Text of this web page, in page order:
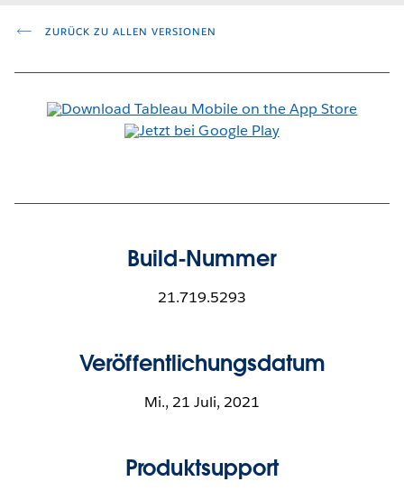
ZURÜCK ZU ALLEN VERSIONEN
Build-Nummer
21.719.5293
Veröffentlichungsdatum
Mi., 21 Juli, 2021
Produktsupport